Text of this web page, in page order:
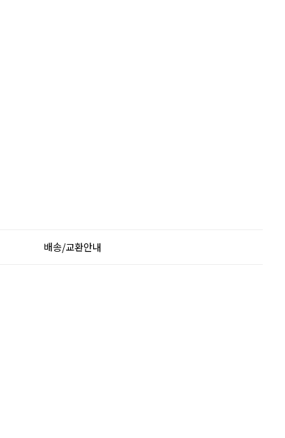
배송/교환안내